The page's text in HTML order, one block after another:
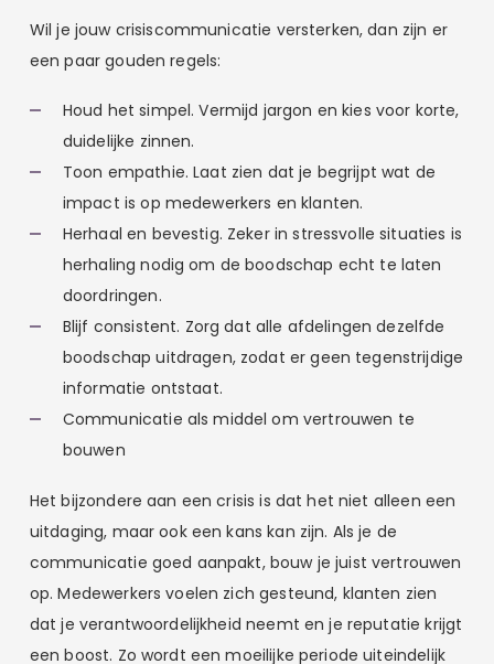
Wil je jouw crisiscommunicatie versterken, dan zijn er
een paar gouden regels:
Houd het simpel. Vermijd jargon en kies voor korte,
duidelijke zinnen.
Toon empathie. Laat zien dat je begrijpt wat de
impact is op medewerkers en klanten.
Herhaal en bevestig. Zeker in stressvolle situaties is
herhaling nodig om de boodschap echt te laten
doordringen.
Blijf consistent. Zorg dat alle afdelingen dezelfde
boodschap uitdragen, zodat er geen tegenstrijdige
informatie ontstaat.
Communicatie als middel om vertrouwen te
bouwen
Het bijzondere aan een crisis is dat het niet alleen een
uitdaging, maar ook een kans kan zijn. Als je de
communicatie goed aanpakt, bouw je juist vertrouwen
op. Medewerkers voelen zich gesteund, klanten zien
dat je verantwoordelijkheid neemt en je reputatie krijgt
een boost. Zo wordt een moeilijke periode uiteindelijk